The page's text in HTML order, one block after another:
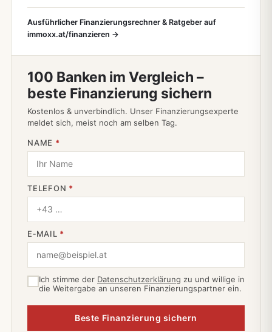
Ausführlicher Finanzierungsrechner & Ratgeber auf
immoxx.at/finanzieren →
100 Banken im Vergleich –
beste Finanzierung sichern
Kostenlos & unverbindlich. Unser Finanzierungsexperte
meldet sich, meist noch am selben Tag.
NAME *
TELEFON *
E‑MAIL *
Ich stimme der Datenschutzerklärung zu und willige in
die Weitergabe an unseren Finanzierungspartner ein.
Beste Finanzierung sichern